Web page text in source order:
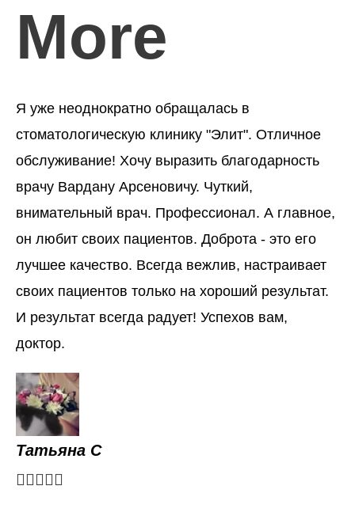
More
Я уже неоднократно обращалась в
стоматологическую клинику "Элит". Отличное
обслуживание! Хочу выразить благодарность
врачу Вардану Арсеновичу. Чуткий,
внимательный врач. Профессионал. А главное,
он любит своих пациентов. Доброта - это его
лучшее качество. Всегда вежлив, настраивает
своих пациентов только на хороший результат.
И результат всегда радует! Успехов вам,
доктор.
Татьяна С
